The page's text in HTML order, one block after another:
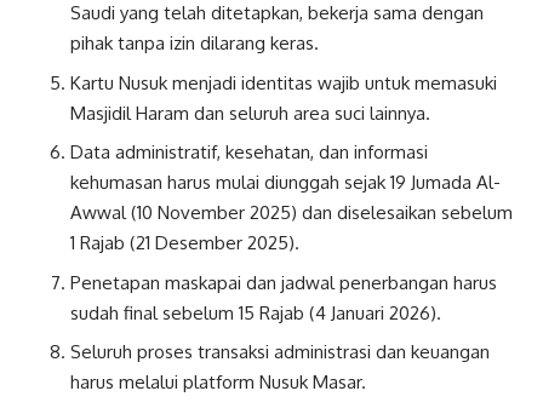
Saudi yang telah ditetapkan, bekerja sama dengan
pihak tanpa izin dilarang keras.
Kartu Nusuk menjadi identitas wajib untuk memasuki
Masjidil Haram dan seluruh area suci lainnya.
Data administratif, kesehatan, dan informasi
kehumasan harus mulai diunggah sejak 19 Jumada Al-
Awwal (10 November 2025) dan diselesaikan sebelum
1 Rajab (21 Desember 2025).
Penetapan maskapai dan jadwal penerbangan harus
sudah final sebelum 15 Rajab (4 Januari 2026).
Seluruh proses transaksi administrasi dan keuangan
harus melalui platform Nusuk Masar.